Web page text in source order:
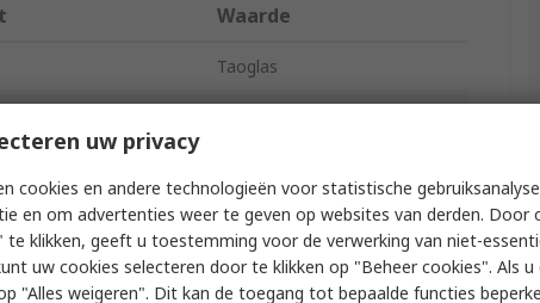
Waarde
Taoglas
1559MHz
SMA
uw privacy
cookies en andere technologieën voor statistische
en om advertenties weer te geven op websites van derden. Door
te klikken, geeft u toestemming voor de verwerking van niet-
uw cookies selecteren door te klikken op "Beheer cookies". Als
"Alles weigeren". Dit kan de toegang tot bepaalde functies